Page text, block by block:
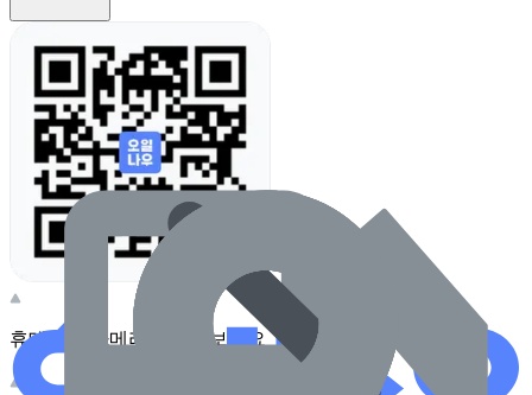
휴대전화 카메라로 찍어보세요